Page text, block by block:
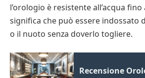
l’orologio è resistente all’acqua fino
significa che può essere indossato
o il nuoto senza doverlo togliere.
Recensione